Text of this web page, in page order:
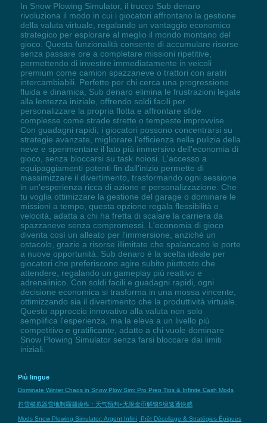
In Snow Plowing Simulator, il trucco Sub denaro
rivoluziona il modo in cui i giocatori affrontano la gestione
della valuta virtuale, regalando un vantaggio economico
strategico per esplorare al meglio il mondo montano del
gioco. Questa funzionalità consente di accumulare risorse
senza passare ore a completare missioni ripetitive,
permettendo di investire immediatamente in veicoli
premium come camion spazzaneve o trattori con aratri
intercambiabili. Perfetto per chi cerca una progressione
fluida e dinamica, Sub denaro elimina le frustrazioni legate
alla lentezza iniziale, offrendo soldi facili per
personalizzare la propria flotta e affrontare sfide
complesse come strade strette o tempeste improvvise.
Con guadagni rapidi, i giocatori possono concentrarsi su
strategie avanzate, migliorare l'efficienza nella pulizia della
neve e sperimentare il lato più immersivo dell'economia di
gioco, senza bloccarsi su task noiosi. L'accesso a
equipaggiamenti potenti fin dall'inizio permette di
massimizzare il divertimento, trasformando ogni sessione
in un'esperienza ricca di azione e personalizzazione. Che
tu voglia ottimizzare la gestione del garage o dominare le
missioni a tempo, questa opzione regala flessibilità e
velocità, adatta a chi ha fretta di scalare la carriera da
spazzaneve senza compromessi. L'economia di gioco
diventa così un alleato per l'immersione, anziché un
ostacolo, grazie a risorse illimitate che spalancano le porte
a nuove opportunità. Sub denaro è la scelta ideale per
giocatori che preferiscono agire subito piuttosto che
attendere, regalando un gameplay più reattivo e
adrenalinico. Con soldi facili e guadagni rapidi, ogni
decisione economica si trasforma in una mossa vincente,
ottimizzando sia il divertimento che la produttività virtuale.
Questo approccio innovativo alla valuta non solo
semplifica l'esperienza, ma la eleva a un livello più
competitivo e gratificante, adatto a chi vuole dominare
Snow Plowing Simulator senza farsi bloccare dai limiti
iniziali.
Più lingue
Dominate Winter Chaos in Snow Plow Sim: Pro Prep Tips & Infinite Cash Mods
扫雪模拟器雪地制霸骚操作：天气预判+无限金币解锁S级速通快感
Mods Snow Plowing Simulator: Argent Infini, Prêt Décollage & Stratégies Épiques